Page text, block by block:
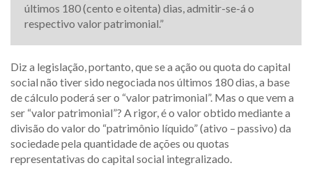
últimos 180 (cento e oitenta) dias, admitir-se-á o
respectivo valor patrimonial.”
Diz a legislação, portanto, que se a ação ou quota do capital
social não tiver sido negociada nos últimos 180 dias, a base
de cálculo poderá ser o “valor patrimonial”. Mas o que vem a
ser “valor patrimonial”? A rigor, é o valor obtido mediante a
divisão do valor do “patrimônio líquido” (ativo – passivo) da
sociedade pela quantidade de ações ou quotas
representativas do capital social integralizado.